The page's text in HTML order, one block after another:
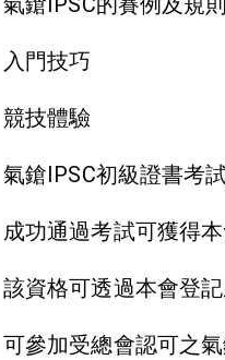
入門技巧
競技體驗
氣鎗IPSC初級證書考
成功通過考試可獲得
該資格可透過本會登
可參加受總會認可之